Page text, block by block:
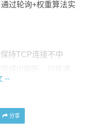
过轮询+权重算法实
持TCP连接不中
代理流量进行协议
--
分享